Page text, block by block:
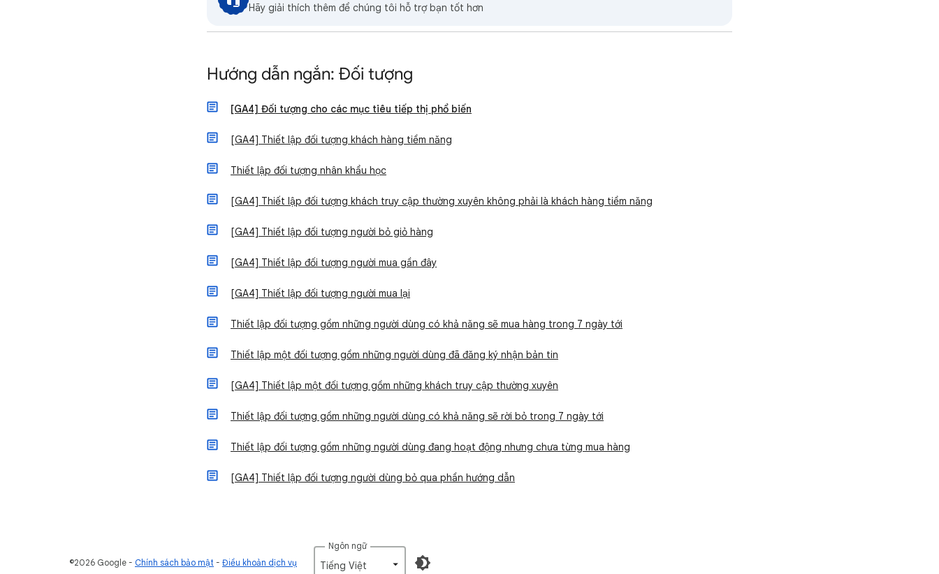
Hãy giải thích thêm để chúng tôi hỗ trợ bạn tốt hơn
Hướng dẫn ngắn: Đối tượng
[GA4] Đối tượng cho các mục tiêu tiếp thị phổ biến
[GA4] Thiết lập đối tượng khách hàng tiềm năng
Thiết lập đối tượng nhân khẩu học
[GA4] Thiết lập đối tượng khách truy cập thường xuyên không phải là khách hàng tiềm năng
[GA4] Thiết lập đối tượng người bỏ giỏ hàng
[GA4] Thiết lập đối tượng người mua gần đây
[GA4] Thiết lập đối tượng người mua lại
Thiết lập đối tượng gồm những người dùng có khả năng sẽ mua hàng trong 7 ngày tới
Thiết lập một đối tượng gồm những người dùng đã đăng ký nhận bản tin
[GA4] Thiết lập một đối tượng gồm những khách truy cập thường xuyên
Thiết lập đối tượng gồm những người dùng có khả năng sẽ rời bỏ trong 7 ngày tới
Thiết lập đối tượng gồm những người dùng đang hoạt động nhưng chưa từng mua hàng
[GA4] Thiết lập đối tượng người dùng bỏ qua phần hướng dẫn
©2026 Google Chính sách bảo mật Điều khoản dịch vụ
Ngôn ngữ
Tiếng Việt‎